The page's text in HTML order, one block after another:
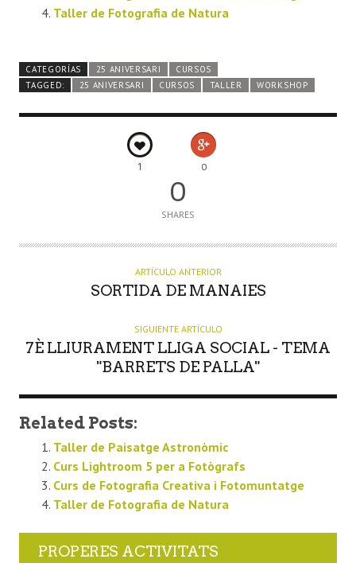
Taller de Fotografia de Natura
CATEGORÍAS 25 ANIVERSARI
CURSOS
TAGGED:
25 ANIVERSARI CURSOS TALLER WORKSHOP
1 0
0
SHARES
ARTÍCULO ANTERIOR
SORTIDA DE MANAIES
SIGUIENTE ARTÍCULO
7È LLIURAMENT LLIGA SOCIAL - TEMA
"BARRETS DE PALLA"
Related Posts:
Taller de Paisatge Astronòmic
Curs Lightroom 5 per a Fotògrafs
Curs de Fotografia Creativa i Fotomuntatge
Taller de Fotografia de Natura
PROPERES ACTIVITATS